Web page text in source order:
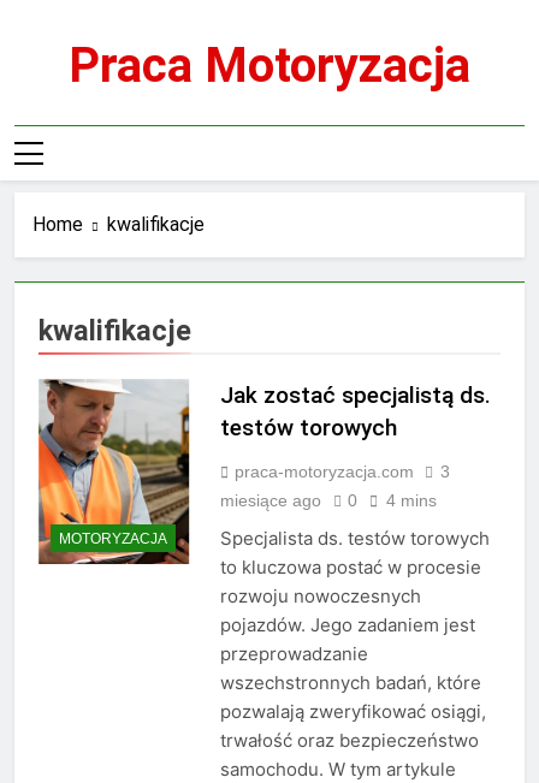
Praca Motoryzacja
Home kwalifikacje
kwalifikacje
MOTORYZACJA
Jak zostać specjalistą ds.
testów torowych
praca-motoryzacja.com
3
miesiące ago
0 4 mins
Specjalista ds. testów torowych
to kluczowa postać w procesie
rozwoju nowoczesnych
pojazdów. Jego zadaniem jest
przeprowadzanie
wszechstronnych badań, które
pozwalają zweryfikować osiągi,
trwałość oraz bezpieczeństwo
samochodu. W tym artykule